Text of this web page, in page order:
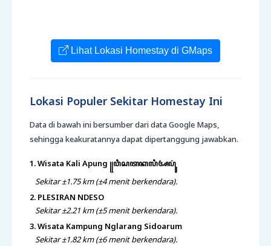
Lihat Lokasi Homestay di GMaps
Lokasi Populer Sekitar Homestay Ini
Data di bawah ini bersumber dari data Google Maps,
sehingga keakuratannya dapat dipertanggung jawabkan.
1. Wisata Kali Apung ꧋ꦮꦶꦱꦠꦏꦭꦶꦄꦥꦸꦁ
Sekitar ±1.75 km (±4 menit berkendara).
2. PLESIRAN NDESO
Sekitar ±2.21 km (±5 menit berkendara).
3. Wisata Kampung Nglarang Sidoarum
Sekitar ±1.82 km (±6 menit berkendara).